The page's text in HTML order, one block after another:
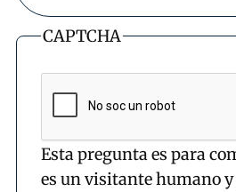
CAPTCHA
Esta pregunta es para
es un visitante humano